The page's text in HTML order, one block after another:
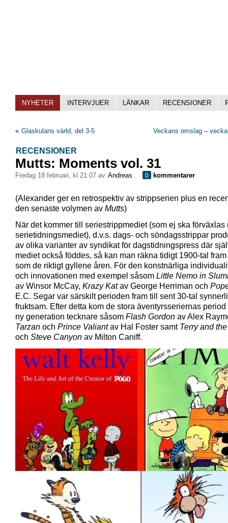
NYHETER INTERVJUER LÄNKAR RECENSIONER
« Glaskulans värld, del 3-5 Veckans omslag –
RECENSIONER
Mutts: Moments vol. 31
fredag 18 februari, kl 21:07 av Andreas 0 kommentarer
(Alexander ger en retrospektiv av strippserien plus en
den senaste volymen av Mutts)
När det kommer till seriestrippmediet (som ej ska förväxlas
serietidningsmediet), d.v.s. dags- och söndagsstrippar
av olika varianter av syndikat för dagstidningspress där
mediet också föddes, så kan man räkna tidigt 1900-tal
som de riktigt gyllene åren. För den konstnärliga
och innovationen med exempel såsom Little Nemo in
av Winsor McCay, Krazy Katav George Herriman och
E.C. Segar var särskilt perioden fram till sent 30-tal
fruktsam. Efter detta kom de stora äventyrsseriernas period
ny generation tecknare såsom Flash Gordon av Alex
Tarzan och Prince Valiantav Hal Foster samt Terry and
och Steve Canyon av Milton Caniff.